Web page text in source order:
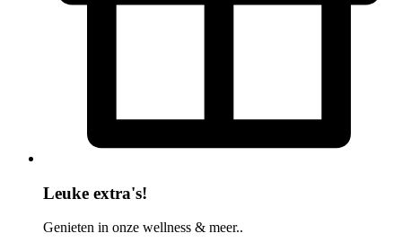
Leuke extra's!
Genieten in onze wellness & meer..